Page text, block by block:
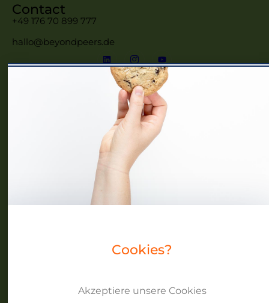
Contact
+49 176 70 899 777
hallo@beyondpeers.de
Frauennetzwerke MV
Über uns
Impressum
Cookies?
Akzeptiere unsere Cookies